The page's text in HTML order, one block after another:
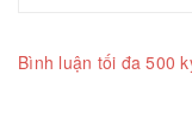
Bình luận tối đa 500